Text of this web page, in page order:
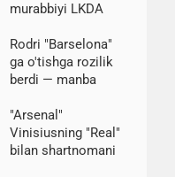
Infantinoni qo'llab-
murabbiyi LKDA
g'alaba qozonish
haqida gapirdi
Rodri "Barselona"
ga o'tishga rozilik
berdi — manba
"Arsenal"
Vinisiusning "Real"
bilan shartnomani